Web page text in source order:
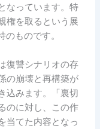
なっています。特
権を取るという展
ものです。
復讐シナリオの存
の崩壊と再構築が
込みます。「裏切
のに対し、この作
当てた内容となっ